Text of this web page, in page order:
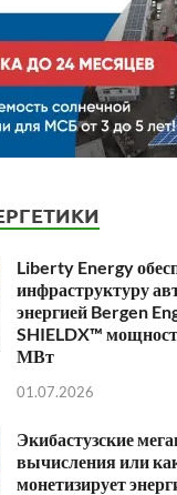
Liberty Energy
инфраструктуру
энергией Bergen
SHIELDX™
МВт
01.07.2026
Экибастузские
вычисления или
монетизирует